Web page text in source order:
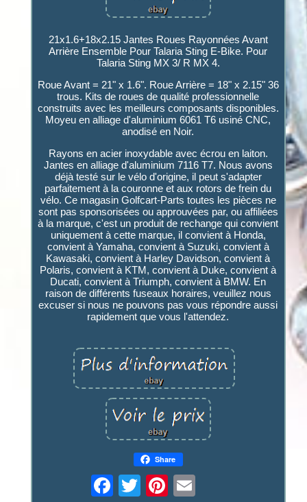
21x1.6+18x2.15 Jantes Roues Rayonnées Avant
Arrière Ensemble Pour Talaria Sting E-Bike. Pour
Talaria Sting MX 3/ R MX 4.
Roue Avant = 21" x 1.6". Roue Arrière = 18" x 2.15" 36
trous. Kits de roues de qualité professionnelle
construits avec les meilleurs composants disponibles.
Moyeu en alliage d'aluminium 6061 T6 usiné CNC,
anodisé en Noir.
Rayons en acier inoxydable avec écrou en laiton.
Jantes en alliage d'aluminium 7116 T7. Nous avons
déjà testé sur le vélo d'origine, il peut s'adapter
parfaitement à la couronne et aux rotors de frein du
vélo. Ce magasin Golfcart-Parts toutes les pièces ne
sont pas sponsorisées ou approuvées par, ou affiliées
à la marque, c'est un produit de rechange qui convient
uniquement à cette marque, il convient à Honda,
convient à Yamaha, convient à Suzuki, convient à
Kawasaki, convient à Harley Davidson, convient à
Polaris, convient à KTM, convient à Duke, convient à
Ducati, convient à Triumph, convient à BMW. En
raison de différents fuseaux horaires, veuillez nous
excuser si nous ne pouvons pas vous répondre aussi
rapidement que vous l'attendez.
Share